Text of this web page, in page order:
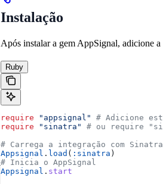
Instalação
Após instalar a gem AppSignal, adicione
Ruby
require "appsignal"
# Adicione
require "sinatra"
# ou require
# Carrega a integração com Sinatra
Appsignal . load ( :sinatra )
# Inicia o AppSignal
Appsignal . start